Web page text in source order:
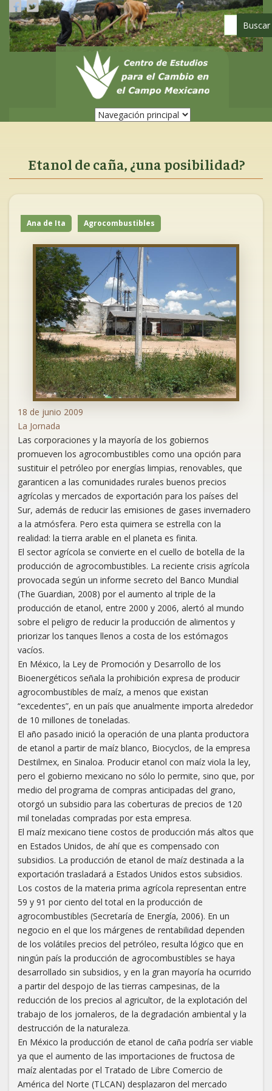
Pasar
contenido
principal
Etanol de caña, ¿una posibilidad?
Ana de Ita Agrocombustibles
18 de junio 2009
La Jornada
Las corporaciones y la mayoría de los gobiernos
promueven los agrocombustibles como una opción para
sustituir el petróleo por energías limpias, renovables, que
garanticen a las comunidades rurales buenos precios
agrícolas y mercados de exportación para los países del
Sur, además de reducir las emisiones de gases invernadero
a la atmósfera. Pero esta quimera se estrella con la
realidad: la tierra arable en el planeta es finita.
El sector agrícola se convierte en el cuello de botella de la
producción de agrocombustibles. La reciente crisis agrícola
provocada según un informe secreto del Banco Mundial
(The Guardian, 2008) por el aumento al triple de la
producción de etanol, entre 2000 y 2006, alertó al mundo
sobre el peligro de reducir la producción de alimentos y
priorizar los tanques llenos a costa de los estómagos
vacíos.
En México, la Ley de Promoción y Desarrollo de los
Bioenergéticos señala la prohibición expresa de producir
agrocombustibles de maíz, a menos que existan
“excedentes”, en un país que anualmente importa alrededor
de 10 millones de toneladas.
El año pasado inició la operación de una planta productora
de etanol a partir de maíz blanco, Biocyclos, de la empresa
Destilmex, en Sinaloa. Producir etanol con maíz viola la ley,
pero el gobierno mexicano no sólo lo permite, sino que, por
medio del programa de compras anticipadas del grano,
otorgó un subsidio para las coberturas de precios de 120
mil toneladas compradas por esta empresa.
El maíz mexicano tiene costos de producción más altos que
en Estados Unidos, de ahí que es compensado con
subsidios. La producción de etanol de maíz destinada a la
exportación trasladará a Estados Unidos estos subsidios.
Los costos de la materia prima agrícola representan entre
59 y 91 por ciento del total en la producción de
agrocombustibles (Secretaría de Energía, 2006). En un
negocio en el que los márgenes de rentabilidad dependen
de los volátiles precios del petróleo, resulta lógico que en
ningún país la producción de agrocombustibles se haya
desarrollado sin subsidios, y en la gran mayoría ha ocurrido
a partir del despojo de las tierras campesinas, de la
reducción de los precios al agricultor, de la explotación del
trabajo de los jornaleros, de la degradación ambiental y la
destrucción de la naturaleza.
En México la producción de etanol de caña podría ser viable
ya que el aumento de las importaciones de fructosa de
maíz alentadas por el Tratado de Libre Comercio de
América del Norte (TLCAN) desplazaron del mercado